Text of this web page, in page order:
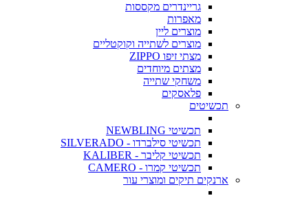
גריינדרים מקססות
מאפרות
מוצרים ליין
מוצרים לשתייה וקוקטליים
מצתי זיפו ZIPPO
מצתים מיוחדים
משחקי שתייה
פלאסקים
תכשיטים
תכשיטי NEWBLING
תכשיטי סילברדו - SILVERADO
תכשיטי קליבר - KALIBER
תכשיטי קמרו - CAMERO
ארנקים תיקים ומוצרי עור